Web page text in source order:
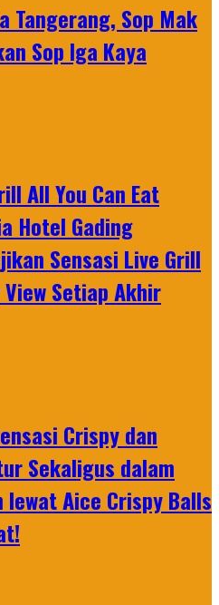
Tangerang, Sop Mak
Sop Iga Kaya
All You Can Eat
Hotel Gading
Sensasi Live Grill
Setiap Akhir
Crispy dan
Sekaligus dalam
lewat Aice Crispy Balls